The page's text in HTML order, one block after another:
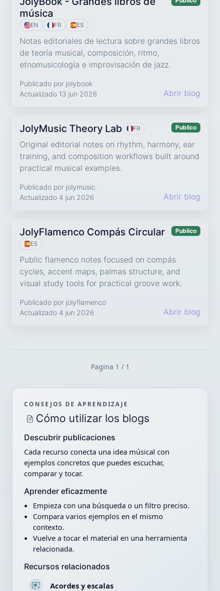
música
EN FR ES
Notas editoriales de lectura sobre grandes libros
de teoría musical, composición, ritmo,
etnomusicología e improvisación de jazz.
Publicado por jolybook
Actualizado 13 jun 2026
Abrir blog
JolyMusic Theory Lab FR Publico
Original editorial notes on rhythm, harmony, ear
training, and composition workflows built around
practical musical examples.
Publicado por jolymusic
Actualizado 4 jun 2026
Abrir blog
JolyFlamenco Compás Circular
ES
Publico
Public flamenco notes focused on compás
cycles, accent maps, palmas structure, and
visual study tools for practical groove work.
Publicado por jolyflamenco
Actualizado 4 jun 2026
Abrir blog
Pagina 1 / 1
CONSEJOS DE APRENDIZAJE
Cómo utilizar los blogs
Descubrir publicaciones
Cada recurso conecta una idea músical con
ejemplos concretos que puedes escuchar,
comparar y tocar.
Aprender eficazmente
Empieza con una búsqueda o un filtro preciso.
Compara varios ejemplos en el mismo
contexto.
Vuelve a tocar el material en una herramienta
relacionada.
Recursos relacionados
Acordes y escalas